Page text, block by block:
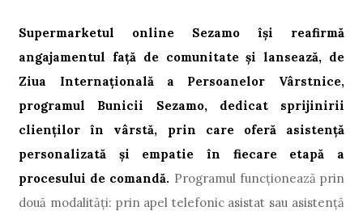
Supermarketul online Sezamo își reafirmă
angajamentul față de comunitate și lansează, de
Ziua Internațională a Persoanelor Vârstnice,
programul Bunicii Sezamo, dedicat sprijinirii
clienților în vârstă, prin care oferă asistență
personalizată și empatie în fiecare etapă a
procesului de comandă. Programul funcționează prin
două modalități: prin apel telefonic asistat sau asistență